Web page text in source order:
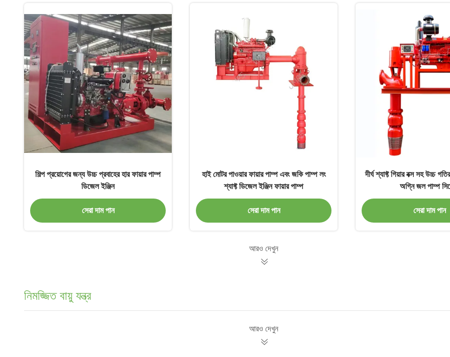
শিল্প প্রয়োগের জন্য উচ্চ প্রবাহের হার ফায়ার পাম্প
ডিজেল ইঞ্জিন
সেরা দাম পান
হাই মোটর পাওয়ার ফায়ার পাম্প এবং জকি পাম্প লং
শ্যাফ্ট ডিজেল ইঞ্জিন ফায়ার পাম্প
সেরা দাম পান
দীর্ঘ শ্যাফ্ট গিয়ার বক্স সহ উচ্চ
অগ্নি জল পাম্প
সেরা দাম পান
আরও দেখুন
নিমজ্জিত বায়ু যন্ত্র
আরও দেখুন